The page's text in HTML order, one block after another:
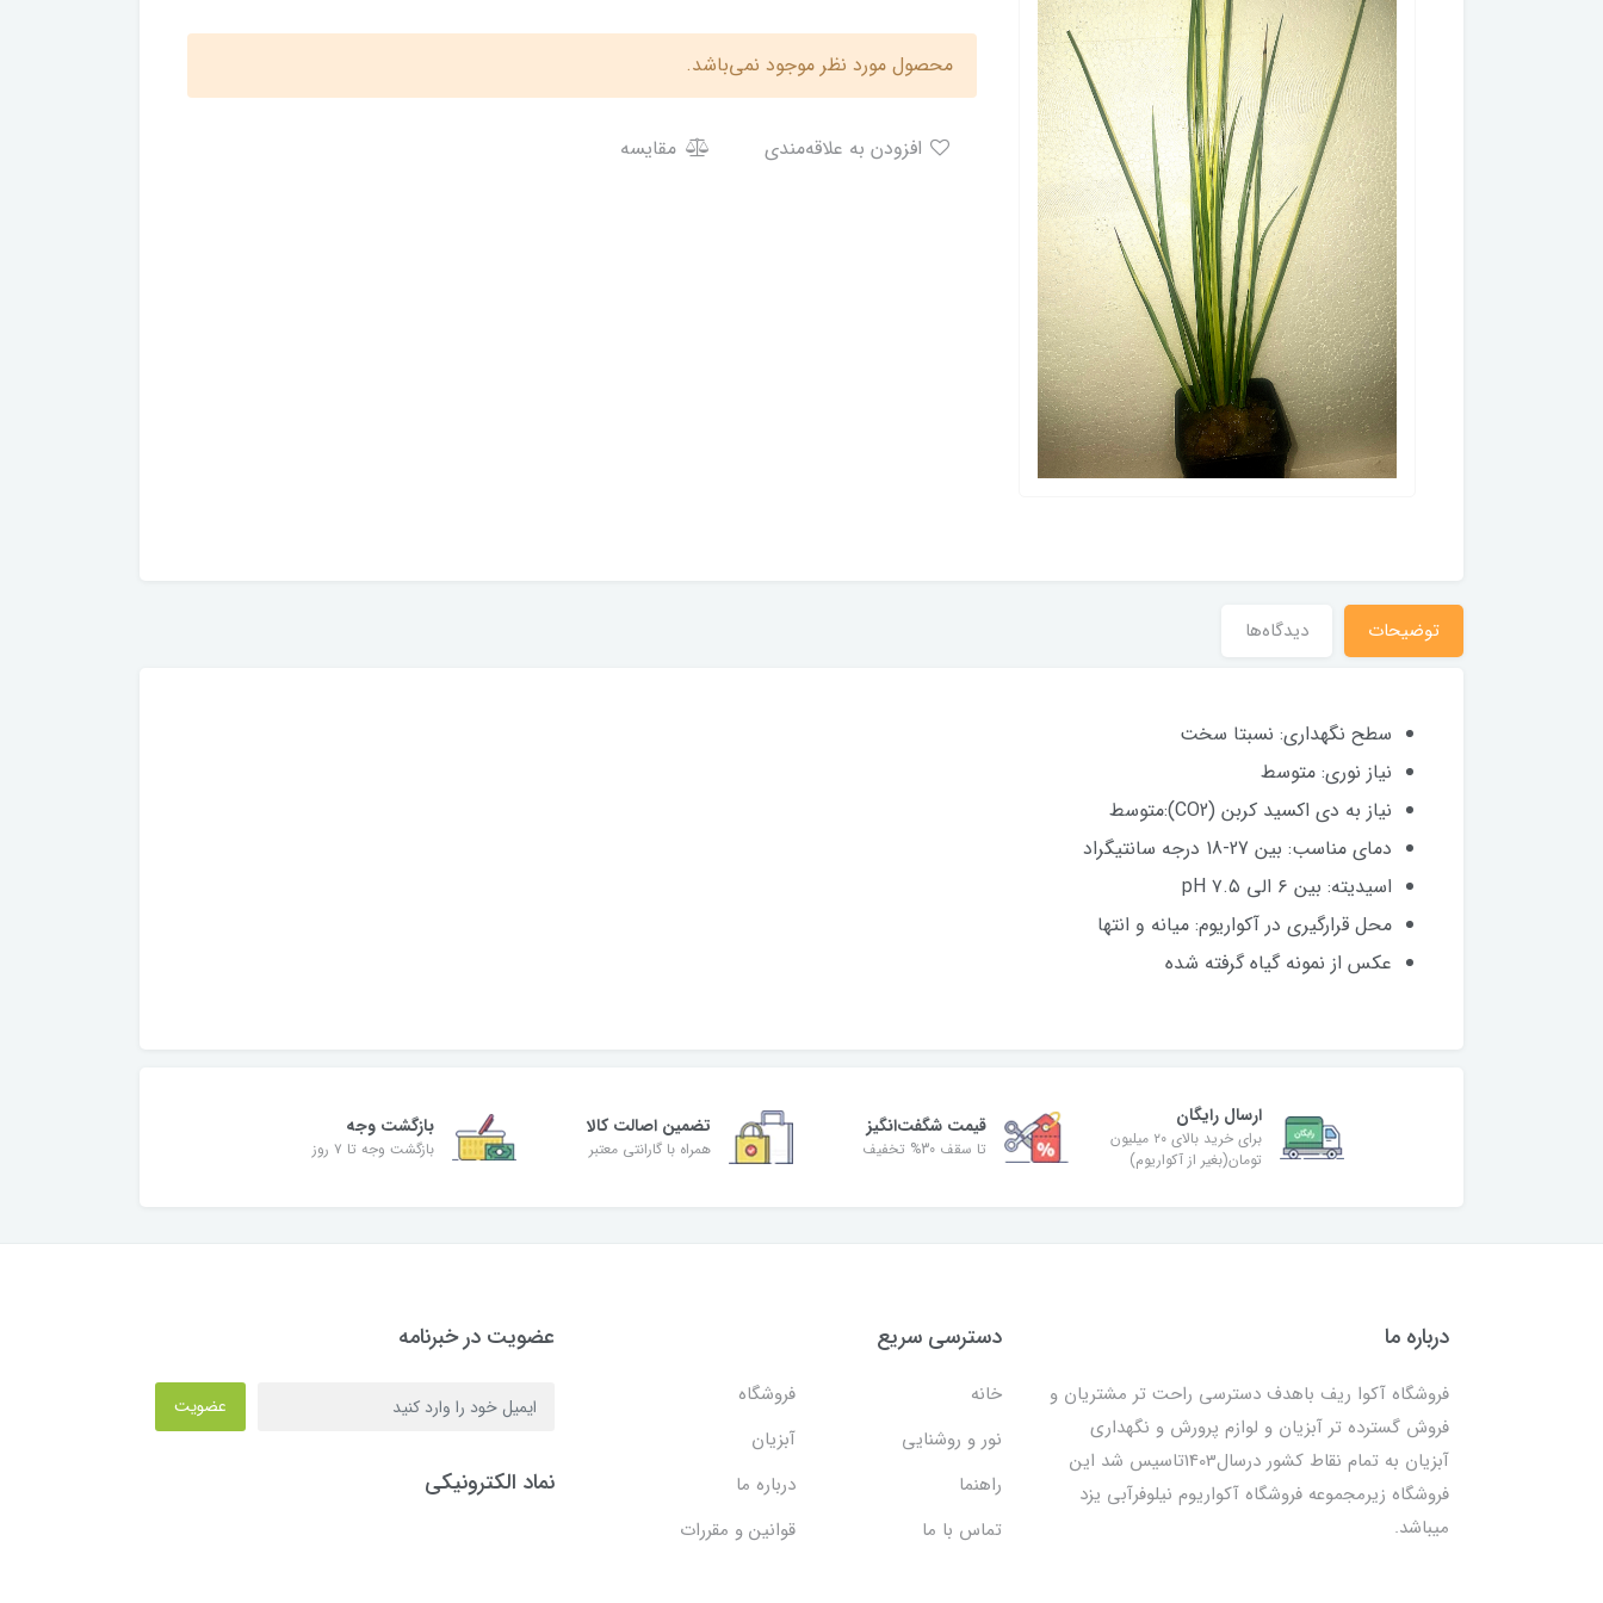
محصول مورد نظر موجود نمی‌باشد.
مقایسه
توضیحات دیدگاه‌ها
سطح نگهداری: نسبتا سخت
نیاز نوری: متوسط
نیاز به دی اکسید کربن (CO2):متوسط
دمای مناسب: بین 27-18 درجه سانتیگراد
اسیدیته: بین ۶ الی ۷.۵ pH
محل قرارگیری در آکواریوم: میانه و انتها
عکس از نمونه گیاه گرفته شده
ارسال رایگان
برای خرید بالای ۲۰ میلیون
تومان(بغیر از آکواریوم)
قیمت شگفت‌انگیز
تا سقف 30% تخفیف
تضمین اصالت کالا
همراه با گارانتی معتبر
بازگشت وجه
بازگشت وجه تا ۷ روز
درباره ما
فروشگاه آکوا ریف باهدف دسترسی راحت تر مشتریان و
فروش گسترده تر آبزیان و لوازم پرورش و نگهداری
آبزیان به تمام نقاط کشور درسال1403تاسیس شد این
فروشگاه زیرمجموعه فروشگاه آکواریوم نیلوفرآبی یزد
میباشد.
دسترسی سریع
خانه
فروشگاه
نور و روشنایی
آبزیان
راهنما
درباره ما
تماس با ما
قوانین و مقررات
عضویت در خبرنامه
عضویت
نماد الکترونیکی